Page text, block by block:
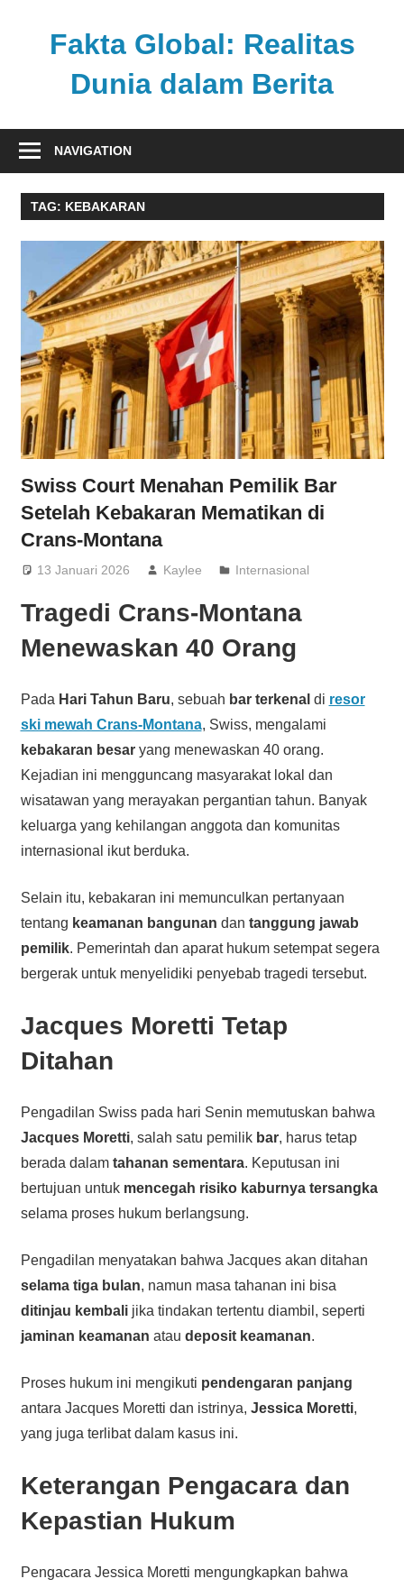
Fakta Global: Realitas
Dunia dalam Berita
kabar
dari
berbagai
NAVIGATION
TAG: KEBAKARAN
Swiss Court Menahan Pemilik Bar
Setelah Kebakaran Mematikan di
Crans-Montana
13 Januari 2026 Kaylee Internasional
Tragedi Crans-Montana
Menewaskan 40 Orang
Pada Hari Tahun Baru, sebuah bar terkenal di resor
ski mewah Crans-Montana, Swiss, mengalami
kebakaran besaryang menewaskan 40 orang.
Kejadian ini mengguncang masyarakat lokal dan
wisatawan yang merayakan pergantian tahun. Banyak
keluarga yang kehilangan anggota dan komunitas
internasional ikut berduka.
Selain itu, kebakaran ini memunculkan pertanyaan
tentang keamanan bangunan dan tanggung jawab
pemilik. Pemerintah dan aparat hukum setempat segera
bergerak untuk menyelidiki penyebab tragedi tersebut.
Jacques Moretti Tetap
Ditahan
Pengadilan Swiss pada hari Senin memutuskan bahwa
Jacques Moretti, salah satu pemilik bar, harus tetap
berada dalam tahanan sementara. Keputusan ini
bertujuan untuk mencegah risiko kaburnya tersangka
selama proses hukum berlangsung.
Pengadilan menyatakan bahwa Jacques akan ditahan
selama tiga bulan, namun masa tahanan ini bisa
ditinjau kembalijika tindakan tertentu diambil, seperti
jaminan keamanan atau deposit keamanan.
Proses hukum ini mengikuti pendengaran panjang
antara Jacques Moretti dan istrinya, Jessica Moretti,
yang juga terlibat dalam kasus ini.
Keterangan Pengacara dan
Kepastian Hukum
Pengacara Jessica Moretti mengungkapkan bahwa